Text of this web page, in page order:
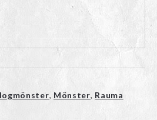
, Mönster, Rauma